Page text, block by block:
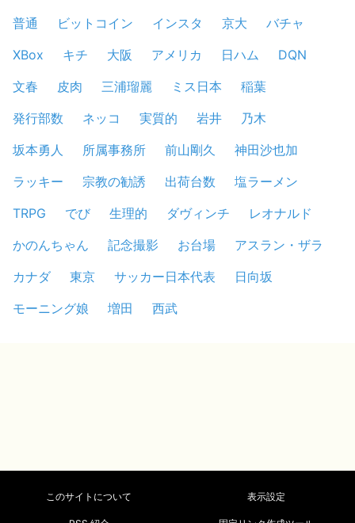
普通
ビットコイン インスタ 京大
バチャ
XBox
キチ 大阪 アメリカ 日ハム
DQN
文春
皮肉 三浦瑠麗 ミス日本
稲葉
発行部数
ネッコ 実質的 岩井
乃木
坂本勇人
所属事務所 前山剛久
神田沙也加
ラッキー
宗教の勧誘 出荷台数
塩ラーメン
TRPG
でび 生理的 ダヴィンチ
レオナルド
かのんちゃん
記念撮影 お台場
アスラン・ザラ
カナダ
東京 サッカー日本代表
日向坂
モーニング娘
増田 西武
このサイトについて 表示設定